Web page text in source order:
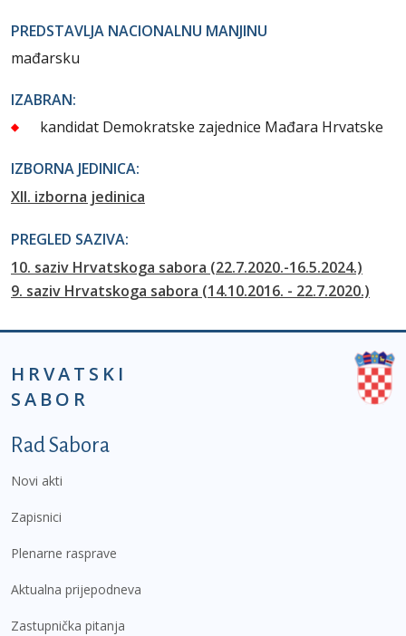
PREDSTAVLJA NACIONALNU MANJINU
mađarsku
IZABRAN:
kandidat Demokratske zajednice Mađara Hrvatske
IZBORNA JEDINICA:
XII. izborna jedinica
PREGLED SAZIVA:
10. saziv Hrvatskoga sabora (22.7.2020.-16.5.2024.)
9. saziv Hrvatskoga sabora (14.10.2016. - 22.7.2020.)
HRVATSKI
SABOR
Podnožje prvi izbornik
Rad Sabora
Novi akti
Zapisnici
Plenarne rasprave
Aktualna prijepodneva
Zastupnička pitanja